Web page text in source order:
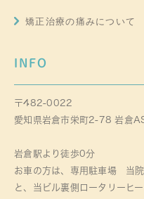
矯正治療の痛みについて
INFO
〒482-0022
愛知県岩倉市栄町2-78 岩倉
岩倉駅より徒歩0分
お車の方は、専用駐車場 当
と、当ビル裏側ロータリーヒ